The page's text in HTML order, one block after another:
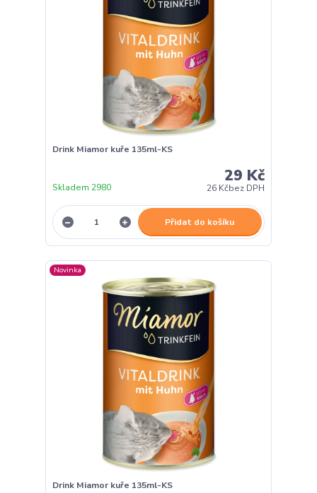
Drink Miamor kuře 135ml-KS
29 Kč
26 Kčbez DPH
Skladem 2980
Přidat do košíku
Novinka
Drink Miamor kuře 135ml-KS